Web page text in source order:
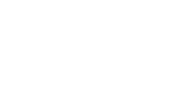
Vlycha. Vstupní hala s recepcí,